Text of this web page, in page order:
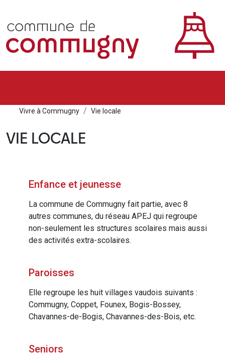
Vivre à Commugny Vie locale
VIE LOCALE
Enfance et jeunesse
La commune de Commugny fait partie, avec 8
autres communes, du réseau APEJ qui regroupe
non-seulement les structures scolaires mais aussi
des activités extra-scolaires.
Paroisses
Elle regroupe les huit villages vaudois suivants :
Commugny, Coppet, Founex, Bogis-Bossey,
Chavannes-de-Bogis, Chavannes-des-Bois, etc.
Seniors